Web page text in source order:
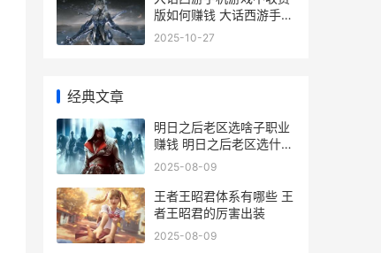
版如何赚钱 大话西游手机
游戏
2025-10-27
经典文章
明日之后老区选啥子职业
赚钱 明日之后老区选什么
职业好
2025-08-09
王者王昭君体系有哪些 王
者王昭君的厉害出装
2025-08-09